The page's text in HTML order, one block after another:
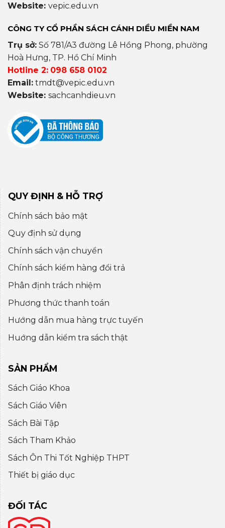
Website: vepic.edu.vn
CÔNG TY CỔ PHẦN SÁCH CÁNH DIỀU MIỀN NAM
Trụ sở: Số 781/A3 đường Lê Hồng Phong, phường
Hoà Hưng, TP. Hồ Chí Minh
Hotline 2: 098 658 0102
Email: tmdt@vepic.edu.vn
Website: sachcanhdieu.vn
QUY ĐỊNH & HỖ TRỢ
Chính sách bảo mật
Quy định sử dụng
Chính sách vận chuyển
Chính sách kiểm hàng đổi trả
Phân định trách nhiệm
Phương thức thanh toán
Hướng dẫn mua hàng trực tuyến
Huớng dẫn kiểm tra sách thật
SẢN PHẨM
Sách Giáo Khoa
Sách Giáo Viên
Sách Bài Tập
Sách Tham Khảo
Sách Ôn Thi Tốt Nghiệp THPT
Thiết bị giáo dục
ĐỐI TÁC